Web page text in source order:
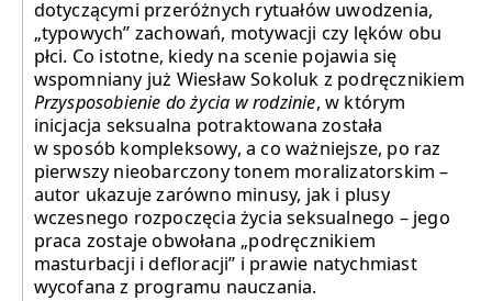
dotyczącymi przeróżnych rytuałów uwodzenia,
„typowych” zachowań, motywacji czy lęków obu
płci. Co istotne, kiedy na scenie pojawia się
wspomniany już Wiesław Sokoluk z podręcznikiem
Przysposobienie do życia w rodzinie, w którym
inicjacja seksualna potraktowana została
w sposób kompleksowy, a co ważniejsze, po raz
pierwszy nieobarczony tonem moralizatorskim –
autor ukazuje zarówno minusy, jak i plusy
wczesnego rozpoczęcia życia seksualnego – jego
praca zostaje obwołana „podręcznikiem
masturbacji i defloracji” i prawie natychmiast
wycofana z programu nauczania.